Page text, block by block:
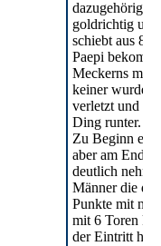
goldrichtig und
schiebt aus 8
Paepi
Meckerns mal
keiner wurde
verletzt und
Ding runter.
Zu Beginn
aber am Ende
deutlich
Männer die
Punkte mit
mit 6 Toren
der Eintritt hat